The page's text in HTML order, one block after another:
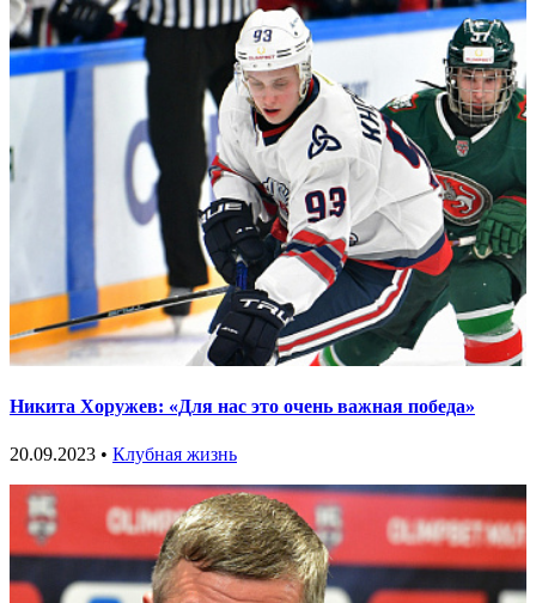
Никита Хоружев: «Для нас это очень важная победа»
20.09.2023 • Клубная жизнь